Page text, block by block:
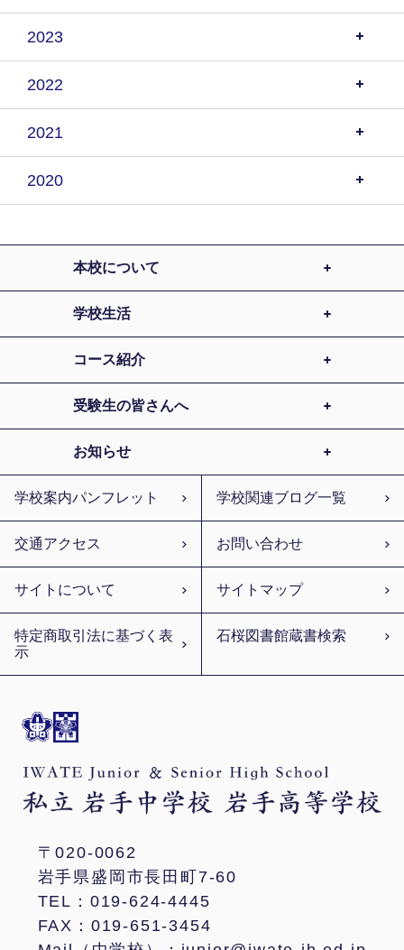
2023
2022
2021
2020
〒020-0062
岩手県盛岡市長田町7-60
TEL：019-624-4445
FAX：019-651-3454
本校について
学校生活
コース紹介
受験生の皆さんへ
お知らせ
学校案内パンフレット 学校関連ブログ一覧
交通アクセス お問い合わせ
サイトについて サイトマップ
特定商取引法に基づく表
示
石桜図書館蔵書検索